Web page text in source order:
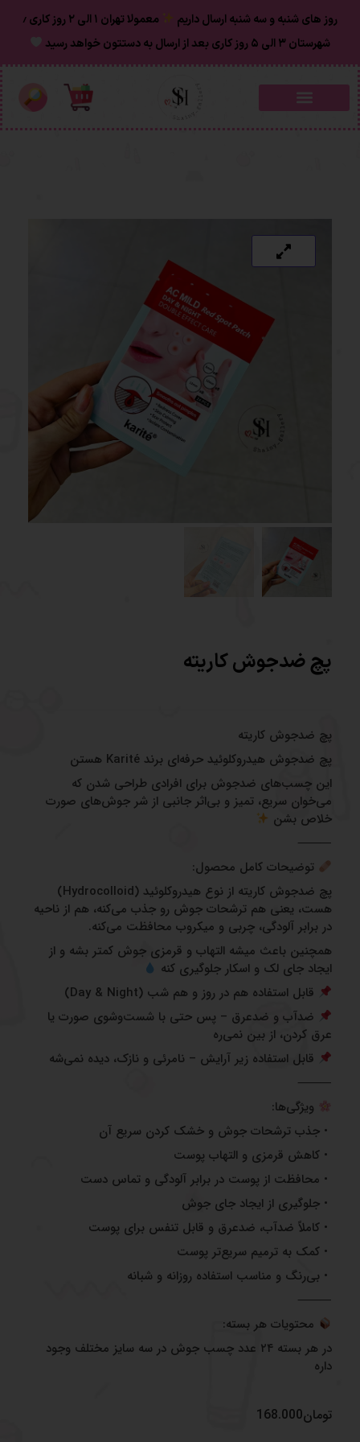
روز های شنبه و سه شنبه ارسال داریم
معمولا تهران ۱ الی ۲ روز‌ کاری ٫
شهرستان ۳ الی ۵ روز کاری بعد از ارسال به دستتون خواهد رسید
پچ ضدجوش کاریته
پچ ضدجوش کاریته
پچ ضدجوش هیدروکلوئید حرفه‌ای برند Karité هستن
این چسب‌های ضدجوش برای افرادی طراحی شدن که
می‌خوان سریع، تمیز و بی‌اثر جانبی از شر جوش‌های صورت
خلاص بشن
⸻
توضیحات کامل محصول:
پچ ضدجوش کاریته از نوع هیدروکلوئید (Hydrocolloid)
هست، یعنی هم ترشحات جوش رو جذب می‌کنه، هم از ناحیه
در برابر آلودگی، چربی و میکروب محافظت می‌کنه.
همچنین باعث میشه التهاب و قرمزی جوش کمتر بشه و از
ایجاد جای لک و اسکار جلوگیری کنه
قابل استفاده هم در روز و هم شب (Day & Night)
ضدآب و ضدعرق – پس حتی با شست‌وشوی صورت یا
عرق کردن، از بین نمی‌ره
قابل استفاده زیر آرایش – نامرئی و نازک، دیده نمی‌شه
⸻
ویژگی‌ها:
• جذب ترشحات جوش و خشک کردن سریع آن
• کاهش قرمزی و التهاب پوست
• محافظت از پوست در برابر آلودگی و تماس دست
• جلوگیری از ایجاد جای جوش
• کاملاً ضدآب، ضدعرق و قابل تنفس برای پوست
• کمک به ترمیم سریع‌تر پوست
• بی‌رنگ و مناسب استفاده روزانه و شبانه
⸻
محتویات هر بسته:
در هر بسته ۲۴ عدد چسب جوش در سه سایز مختلف وجود
داره
تومان168.000